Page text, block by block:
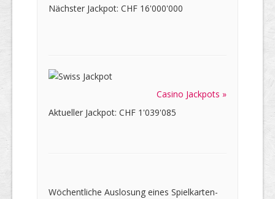
Nächster Jackpot: CHF 16'000'000
Casino Jackpots »
Aktueller Jackpot: CHF 1'039'085
Wöchentliche Auslosung eines Spielkarten-